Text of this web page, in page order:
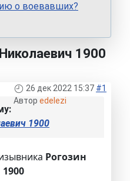
о воевавших?
1900
26 дек 2022 15:37 #1
Автор edelezi
1900
Рогозин